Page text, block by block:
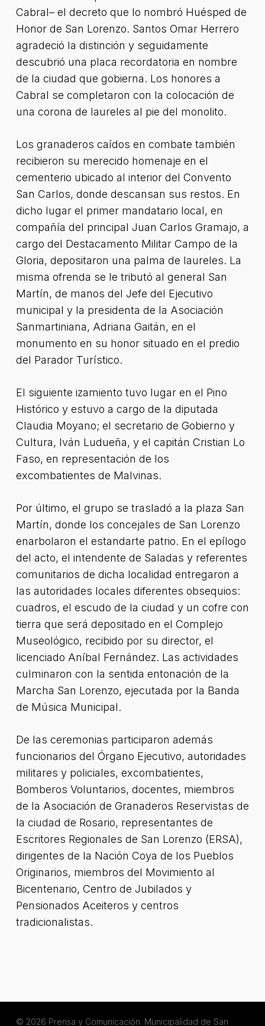
Cabral– el decreto que lo nombró Huésped de
Honor de San Lorenzo. Santos Omar Herrero
agradeció la distinción y seguidamente
descubrió una placa recordatoria en nombre
de la ciudad que gobierna. Los honores a
Cabral se completaron con la colocación de
una corona de laureles al pie del monolito.
Los granaderos caídos en combate también
recibieron su merecido homenaje en el
cementerio ubicado al interior del Convento
San Carlos, donde descansan sus restos. En
dicho lugar el primer mandatario local, en
compañía del principal Juan Carlos Gramajo, a
cargo del Destacamento Militar Campo de la
Gloria, depositaron una palma de laureles. La
misma ofrenda se le tributó al general San
Martín, de manos del Jefe del Ejecutivo
municipal y la presidenta de la Asociación
Sanmartiniana, Adriana Gaitán, en el
monumento en su honor situado en el predio
del Parador Turístico.
El siguiente izamiento tuvo lugar en el Pino
Histórico y estuvo a cargo de la diputada
Claudia Moyano; el secretario de Gobierno y
Cultura, Iván Ludueña, y el capitán Cristian Lo
Faso, en representación de los
excombatientes de Malvinas.
Por último, el grupo se trasladó a la plaza San
Martín, donde los concejales de San Lorenzo
enarbolaron el estandarte patrio. En el epílogo
del acto, el intendente de Saladas y referentes
comunitarios de dicha localidad entregaron a
las autoridades locales diferentes obsequios:
cuadros, el escudo de la ciudad y un cofre con
tierra que será depositado en el Complejo
Museológico, recibido por su director, el
licenciado Aníbal Fernández. Las actividades
culminaron con la sentida entonación de la
Marcha San Lorenzo, ejecutada por la Banda
de Música Municipal.
De las ceremonias participaron además
funcionarios del Órgano Ejecutivo, autoridades
militares y policiales, excombatientes,
Bomberos Voluntarios, docentes, miembros
de la Asociación de Granaderos Reservistas de
la ciudad de Rosario, representantes de
Escritores Regionales de San Lorenzo (ERSA),
dirigentes de la Nación Coya de los Pueblos
Originarios, miembros del Movimiento al
Bicentenario, Centro de Jubilados y
Pensionados Aceiteros y centros
tradicionalistas.
© 2026 Prensa y Comunicación. Municipalidad de San